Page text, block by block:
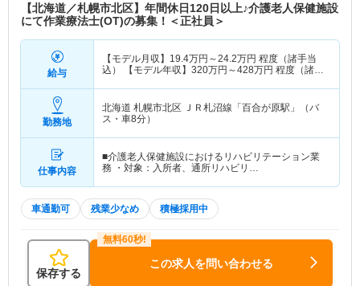
【北海道／札幌市北区】年間休日120日以上♪介護老人保健施設
にて作業療法士(OT)の募集！＜正社員＞
給与
【モデル月収】 19.4万円～24.2万円 程度（諸手当
込） 【モデル年収】 320万円～428万円 程度（諸手
勤務地
北海道 札幌市北区
ＪＲ札沼線「百合が原駅」（バ
ス・車8分）
仕事内容
■介護老人保健施設におけるリハビリテーション業
務 ・対象：入所者、通所リハビリ…
車通勤可 残業少なめ 積極採用中
保存する
この求人を問い合わせる